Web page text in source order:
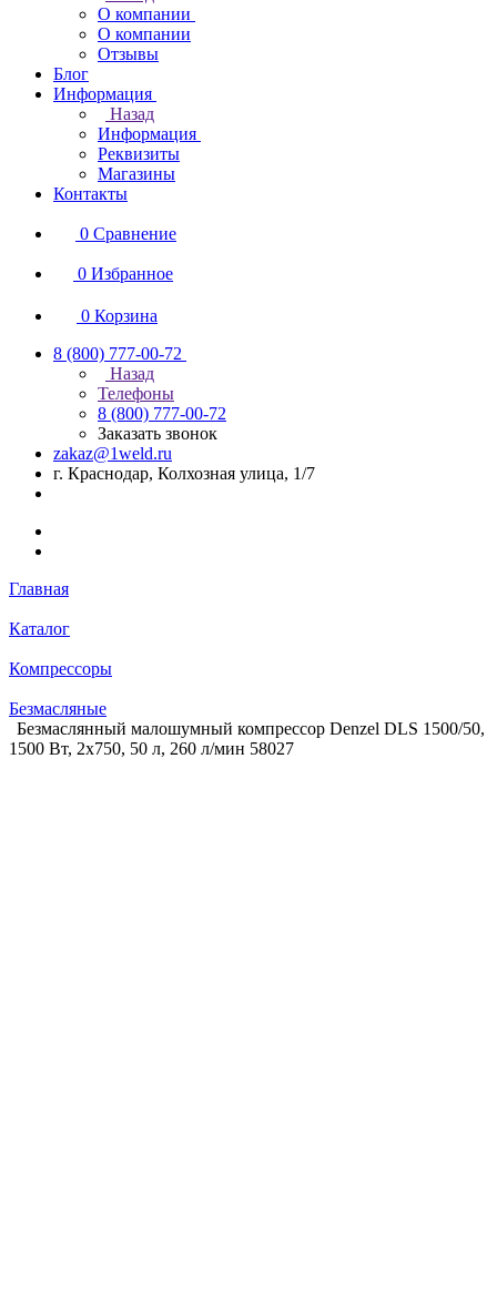
О компании
О компании
Отзывы
Блог
Информация
Назад
Информация
Реквизиты
Магазины
Контакты
0 Сравнение
0 Избранное
0 Корзина
8 (800) 777-00-72
Назад
Телефоны
8 (800) 777-00-72
Заказать звонок
zakaz@1weld.ru
г. Краснодар, Колхозная улица, 1/7
Главная
Каталог
Компрессоры
Безмасляные
Безмаслянный малошумный компрессор Denzel DLS 1500/50,
1500 Вт, 2x750, 50 л, 260 л/мин 58027